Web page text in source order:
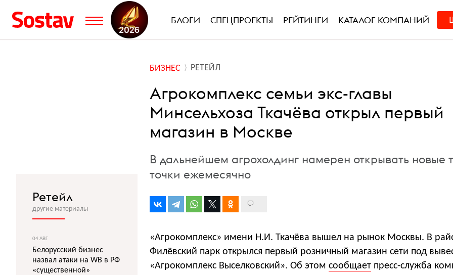
БЛОГИ СПЕЦПРОЕКТЫ РЕЙТИНГИ КАТАЛОГ КОМПАНИЙ
БИЗНЕС РЕТЕЙЛ
Агрокомплекс семьи экс-главы
Минсельхоза Ткачёва открыл первый
магазин в Москве
В дальнейшем агрохолдинг намерен открывать новые
точки ежемесячно
«Агрокомплекс» имени Н.И. Ткачёва вышел на рынок Москвы. В
Филёвский парк открылся первый розничный магазин сети под
«Агрокомплекс Выселковский». Об этом сообщает пресс-служба
Ретейл
другие материалы
04 АВГ
Белорусский бизнес
назвал атаки на WB в РФ
«существенной»